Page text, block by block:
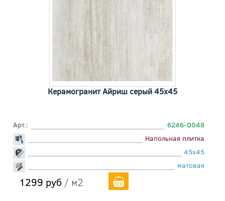
Керамогранит Айриш серый 45x45
Арт.:
6246-0048
Напольная плитка
45x45
матовая
1299 руб / м2